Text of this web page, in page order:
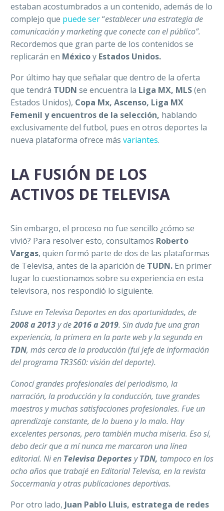
estaban acostumbrados a un contenido, además de lo
complejo que puede ser“establecer una estrategia de
comunicación y marketing que conecte con el público”.
Recordemos que gran parte de los contenidos se
replicarán en Méxicoy Estados Unidos.
Por último hay que señalar que dentro de la oferta
que tendrá TUDN se encuentra la Liga MX, MLS(en
Estados Unidos), Copa Mx, Ascenso, Liga MX
Femenil y encuentros de la selección, hablando
exclusivamente del futbol, pues en otros deportes la
nueva plataforma ofrece más variantes.
LA FUSIÓN DE LOS
ACTIVOS DE TELEVISA
Sin embargo, el proceso no fue sencillo ¿cómo se
vivió? Para resolver esto, consultamos Roberto
Vargas, quien formó parte de dos de las plataformas
de Televisa, antes de la aparición de TUDN. En primer
lugar lo cuestionamos sobre su experiencia en esta
televisora, nos respondió lo siguiente.
Estuve en Televisa Deportes en dos oportunidades, de
2008 a 2013y de2016 a 2019. Sin duda fue una gran
experiencia, la primera en la parte web y la segunda en
TDN, más cerca de la producción (fui jefe de información
del programa TR3S60: visión del deporte).
Conocí grandes profesionales del periodismo, la
narración, la producción y la conducción, tuve grandes
maestros y muchas satisfacciones profesionales. Fue un
aprendizaje constante, de lo bueno y lo malo. Hay
excelentes personas, pero también mucha miseria. Eso sí,
debo decir que a mí nunca me marcaron una línea
editorial. Ni en Televisa Deportes yTDN, tampoco en los
ocho años que trabajé en Editorial Televisa, en la revista
Soccermanía y otras publicaciones deportivas.
Por otro lado, Juan Pablo Lluis, estratega de redes